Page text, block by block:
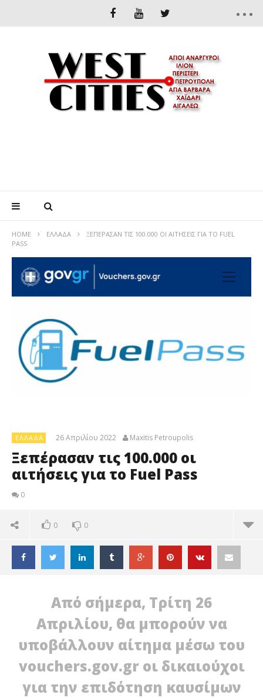
HOME ΕΛΛΆΔΑ
ΞΕΠΈΡΑΣΑΝ ΤΙΣ 100.000 ΟΙ ΑΙΤΉΣΕΙΣ ΓΙΑ ΤΟ FUEL
PASS
ΕΛΛΆΔΑ 26 Απριλίου 2022 Maxitis Petroupolis
Ξεπέρασαν τις 100.000 οι
αιτήσεις για το Fuel Pass
0
0 0
Από σήμερα, Τρίτη 26
Απριλίου, θα μπορούν να
υποβάλλουν αίτημα μέσω του
vouchers.gov.gr οι δικαιούχοι
για την επιδότηση καυσίμων